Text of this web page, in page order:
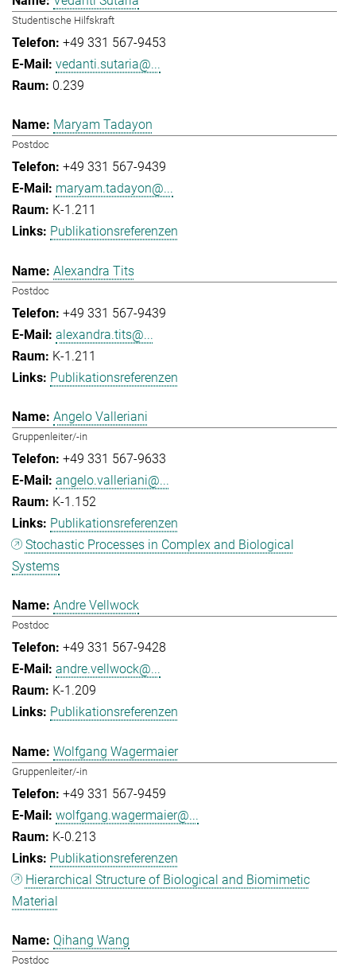
Studentische Hilfskraft
+49 331 567-9453
vedanti.sutaria@...
0.239
Maryam Tadayon
Postdoc
+49 331 567-9439
maryam.tadayon@...
K-1.211
Publikationsreferenzen
Alexandra Tits
Postdoc
+49 331 567-9439
alexandra.tits@...
K-1.211
Publikationsreferenzen
Angelo Valleriani
Gruppenleiter/-in
+49 331 567-9633
angelo.valleriani@...
K-1.152
Publikationsreferenzen
Stochastic Processes in Complex and Biological
Systems
Andre Vellwock
Postdoc
+49 331 567-9428
andre.vellwock@...
K-1.209
Publikationsreferenzen
Wolfgang Wagermaier
Gruppenleiter/-in
+49 331 567-9459
wolfgang.wagermaier@...
K-0.213
Publikationsreferenzen
Hierarchical Structure of Biological and Biomimetic
Material
Qihang Wang
Postdoc